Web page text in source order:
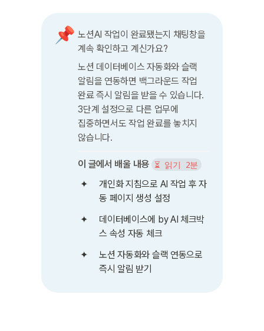
📌 노션AI 작업이 완료됐는지 채팅창을
계속 확인하고 계신가요?
노션 데이터베이스 자동화와 슬랙
알림을 연동하면 백그라운드 작업
완료 즉시 알림을 받을 수 있습니다.
3단계 설정으로 다른 업무에
집중하면서도 작업 완료를 놓치지
않습니다.
이 글에서 배울 내용 ⏳ 읽기 2분
개인화 지침으로 AI 작업 후 자
동 페이지 생성 설정
데이터베이스에 by AI 체크박
스 속성 자동 체크
노션 자동화와 슬랙 연동으로
즉시 알림 받기